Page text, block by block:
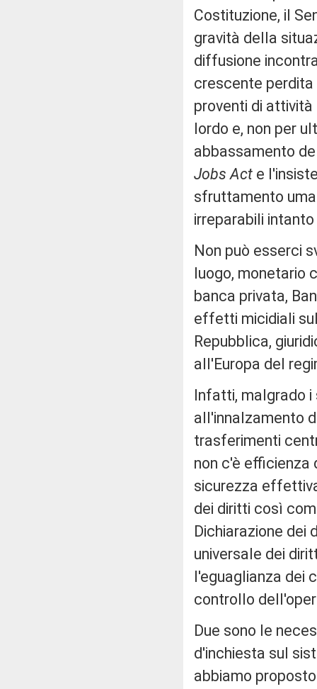
Costituzione, il
gravità della
diffusione
crescente perdita
proventi di
lordo e, non per
abbassamento
Jobs Act e
sfruttamento
irreparabili
Non può esserci
luogo, monetario
banca privata,
effetti micidiali
Repubblica,
all'Europa del
Infatti, malgrado
all'innalzamento
trasferimenti
non c'è efficienza
sicurezza
dei diritti così
Dichiarazione dei
universale dei
l'eguaglianza dei
controllo
Due sono le
d'inchiesta sul
abbiamo